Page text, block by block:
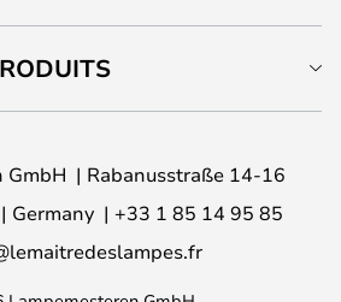
GmbH
Rabanusstraße 14-16
Germany
+33 1 85 14 95 85